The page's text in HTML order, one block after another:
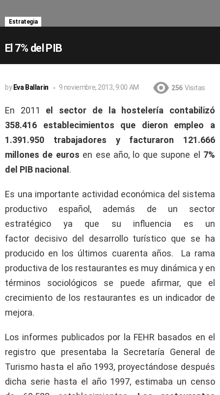
Estrategia
El 7% del PIB
by Eva Ballarin 9 noviembre, 2013, 9:00 AM 256 Visitas
En 2011 el sector de la hostelería contabilizó
358.416 establecimientos que dieron empleo a
1.391.950 trabajadores y facturaron 121.666
millones de euros en ese año, lo que supone el 7%
del PIB nacional .
Es una importante actividad económica del sistema
productivo español, además de un sector
estratégico ya que su influencia es un
factor decisivo del desarrollo turístico que se ha
producido en los últimos cuarenta años. La rama
productiva de los restaurantes es muy dinámica y en
términos sociológicos se puede afirmar, que el
crecimiento de los restaurantes es un indicador de
mejora.
Los informes publicados por la FEHR basados en el
registro que presentaba la Secretaría General de
Turismo hasta el año 1993, proyectándose después
dicha serie hasta el año 1997, estimaba un censo